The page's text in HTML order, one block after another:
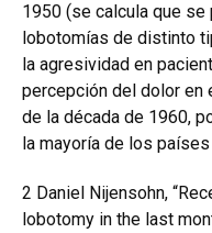
1950 (se calcula que se
lobotomías de distinto
la agresividad en
percepción del dolor en
de la década de 1960,
la mayoría de los
2 Daniel Nijensohn,
lobotomy in the last